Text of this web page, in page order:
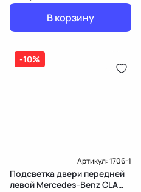
В корзину
-10%
Артикул:1706-1
Подсветка двери передней
левой Mercedes-Benz CLA